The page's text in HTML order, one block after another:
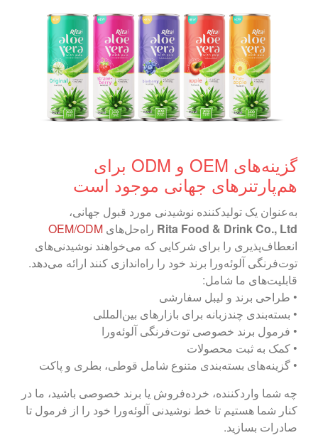
گزینه‌های OEM و ODM برای
هم‌‍‌پارتنرهای جهانی موجود است
به‌عنوان یک تولیدکننده نوشیدنی مورد قبول جهانی،
Rita Food & Drink Co., Ltd راه‌حل‌های OEM/ODM
انعطاف‌پذیری را برای شرکایی که می‌خواهند نوشیدنی‌های
توت‌فرنگی آلوئه‌ورا برند خود را راه‌اندازی کنند ارائه می‌دهد.
قابلیت‌های ما شامل:
• طراحی برند و لیبل سفارشی
• بسته‌بندی چندزبانه برای بازارهای بین‌المللی
• فرمول برند خصوصی توت‌فرنگی آلوئه‌ورا
• کمک به ثبت محصولات
• گزینه‌های بسته‌بندی متنوع شامل قوطی، بطری و پاکت
چه شما واردکننده، خرده‌فروش یا برند خصوصی باشید، ما در
کنار شما هستیم تا خط نوشیدنی آلوئه‌ورا خود را از فرمول تا
صادرات بسازید.